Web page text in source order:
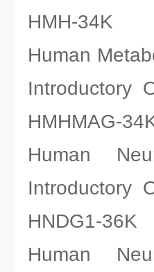
HMH-34K
Human
Introductory
HMHMAG-
Human
Introductory
HNDG1-36K
Human